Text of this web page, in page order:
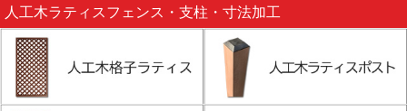
人工木ラティスフェンス・支柱・寸法加工